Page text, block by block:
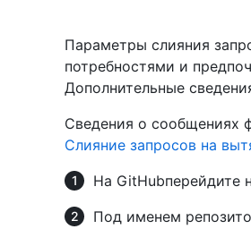
Параметры слияния
потребностями и
Дополнительные
Сведения о сообщениях
Слияние запросов на
На GitHubперейдите
Под именем